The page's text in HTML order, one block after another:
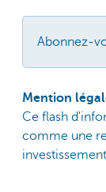
Abonnez-
Mention
Ce flash
comme une